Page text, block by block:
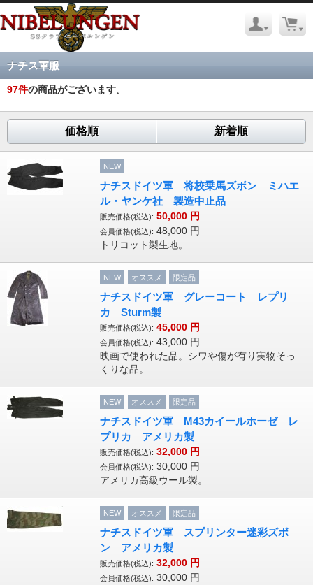
ナチス軍服
97件の商品がございます。
価格順 新着順
NEW
ナチスドイツ軍 将校乗馬ズボン ミハエ
ル・ヤンケ社 製造中止品
販売価格(税込): 50,000 円
会員価格(税込): 48,000 円
トリコット製生地。
NEW オススメ 限定品
ナチスドイツ軍 グレーコート レプリ
カ Sturm製
販売価格(税込): 45,000 円
会員価格(税込): 43,000 円
映画で使われた品。シワや傷が有り実物そっ
くりな品。
NEW オススメ 限定品
ナチスドイツ軍 M43カイールホーゼ レ
プリカ アメリカ製
販売価格(税込): 32,000 円
会員価格(税込): 30,000 円
アメリカ高級ウール製。
NEW オススメ 限定品
ナチスドイツ軍 スプリンター迷彩ズボ
ン アメリカ製
販売価格(税込): 32,000 円
会員価格(税込): 30,000 円